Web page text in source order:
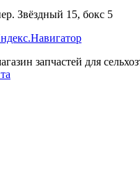
Звёздный 15, бокс 5
запчастей для